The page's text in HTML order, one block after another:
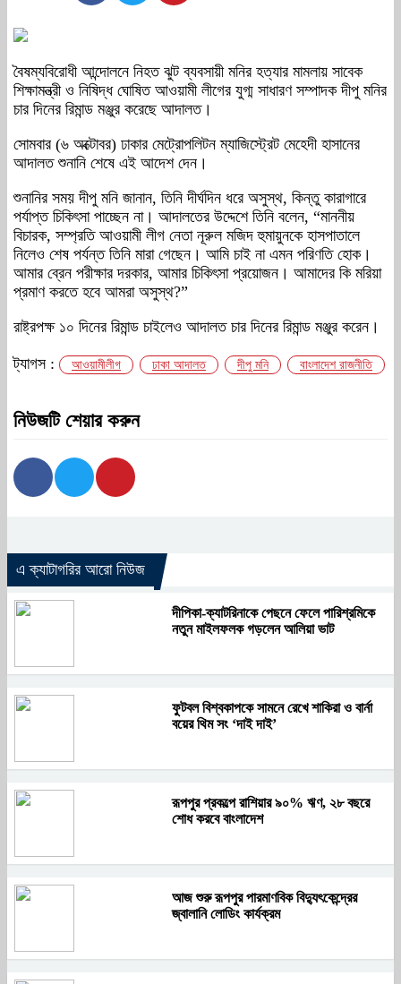
বৈষম্যবিরোধী আন্দোলনে নিহত ঝুট ব্যবসায়ী মনির হত্যার মামলায় সাবেক
শিক্ষামন্ত্রী ও নিষিদ্ধ ঘোষিত আওয়ামী লীগের যুগ্ম সাধারণ সম্পাদক দীপু মনির
চার দিনের রিমান্ড মঞ্জুর করেছে আদালত।
সোমবার (৬ অক্টোবর) ঢাকার মেট্রোপলিটন ম্যাজিস্ট্রেট মেহেদী হাসানের
আদালত শুনানি শেষে এই আদেশ দেন।
শুনানির সময় দীপু মনি জানান, তিনি দীর্ঘদিন ধরে অসুস্থ, কিন্তু কারাগারে
পর্যাপ্ত চিকিৎসা পাচ্ছেন না। আদালতের উদ্দেশে তিনি বলেন, “মাননীয়
বিচারক, সম্প্রতি আওয়ামী লীগ নেতা নূরুল মজিদ হুমায়ুনকে হাসপাতালে
নিলেও শেষ পর্যন্ত তিনি মারা গেছেন। আমি চাই না এমন পরিণতি হোক।
আমার ব্রেন পরীক্ষার দরকার, আমার চিকিৎসা প্রয়োজন। আমাদের কি মরিয়া
প্রমাণ করতে হবে আমরা অসুস্থ?”
রাষ্ট্রপক্ষ ১০ দিনের রিমান্ড চাইলেও আদালত চার দিনের রিমান্ড মঞ্জুর করেন।
ট্যাগস : আওয়ামীলীগ ঢাকা আদালত দীপু মনি বাংলাদেশ রাজনীতি
নিউজটি শেয়ার করুন
এ ক্যাটাগরির আরো নিউজ
দীপিকা-ক্যাটরিনাকে পেছনে ফেলে পারিশ্রমিকে
নতুন মাইলফলক গড়লেন আলিয়া ভাট
ফুটবল বিশ্বকাপকে সামনে রেখে শাকিরা ও বার্না
বয়ের থিম সং ‘দাই দাই’
রূপপুর প্রকল্পে রাশিয়ার ৯০% ঋণ, ২৮ বছরে
শোধ করবে বাংলাদেশ
আজ শুরু রূপপুর পারমাণবিক বিদ্যুৎকেন্দ্রের
জ্বালানি লোডিং কার্যক্রম